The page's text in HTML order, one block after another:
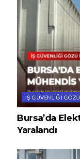
İŞ GÜVENLIĞI
Bursa’da
Yaralandı